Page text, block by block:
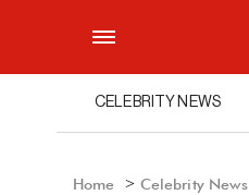
CELEBRITY NEWS
Home Celebrity News